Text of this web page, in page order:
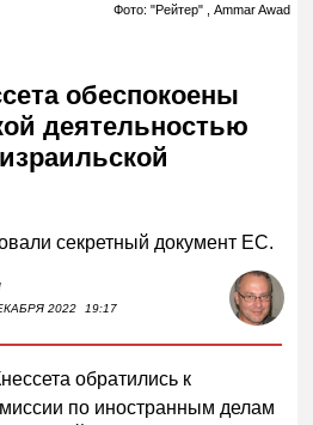
Фото: "Рейтер" , Ammar Awad
обеспокоены
деятельностью
секретный документ ЕС.
2022 19:17
обратились к
по иностранным делам